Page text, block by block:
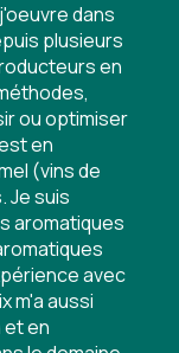
dans
plusieurs
en
ou optimiser
en
(vins de
Je suis
aromatiques
avec
m'a aussi
en